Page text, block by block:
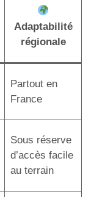
Adaptabilité
régionale
Partout en
France
Sous réserve
d’accès facile
au terrain